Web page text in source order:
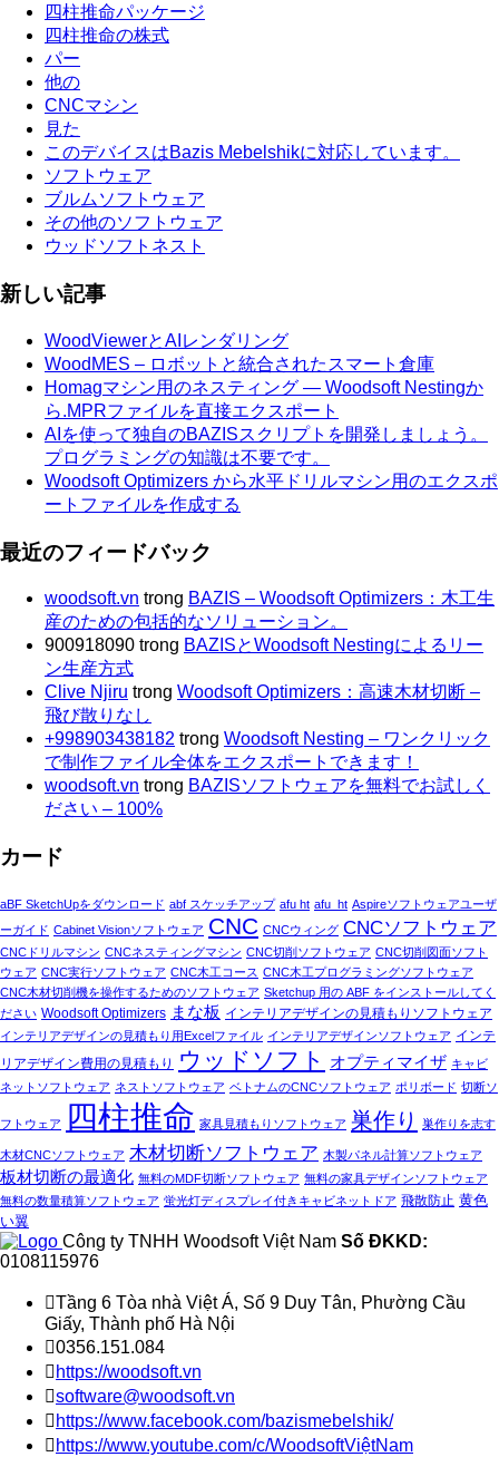
四柱推命パッケージ
四柱推命の株式
パー
他の
CNCマシン
見た
このデバイスはBazis Mebelshikに対応しています。
ソフトウェア
ブルムソフトウェア
その他のソフトウェア
ウッドソフトネスト
新しい記事
WoodViewerとAIレンダリング
WoodMES – ロボットと統合されたスマート倉庫
Homagマシン用のネスティング — Woodsoft Nestingか
ら.MPRファイルを直接エクスポート
AIを使って独自のBAZISスクリプトを開発しましょう。
プログラミングの知識は不要です。
Woodsoft Optimizers から水平ドリルマシン用のエクスポ
ートファイルを作成する
最近のフィードバック
woodsoft.vn trong BAZIS – Woodsoft Optimizers：木工生
産のための包括的なソリューション。
900918090 trong BAZISとWoodsoft Nestingによるリー
ン生産方式
Clive Njiru trong Woodsoft Optimizers：高速木材切断 –
飛び散りなし
+998903438182 trong Woodsoft Nesting – ワンクリック
で制作ファイル全体をエクスポートできます！
woodsoft.vn trong BAZISソフトウェアを無料でお試しく
ださい – 100%
カード
aBF SketchUpをダウンロード abf スケッチアップ afu ht afu_ht Aspireソフトウェアユーザ
ーガイド Cabinet Visionソフトウェア CNC CNCウィング CNCソフトウェア
CNCドリルマシン CNCネスティングマシン CNC切削ソフトウェア CNC切削図面ソフト
ウェア CNC実行ソフトウェア CNC木工コース CNC木工プログラミングソフトウェア
CNC木材切削機を操作するためのソフトウェア Sketchup 用の ABF をインストールしてく
ださい Woodsoft Optimizers まな板 インテリアデザインの見積もりソフトウェア
インテリアデザインの見積もり用Excelファイル インテリアデザインソフトウェア インテ
リアデザイン費用の見積もり ウッドソフト オプティマイザ キャビ
ネットソフトウェア ネストソフトウェア ベトナムのCNCソフトウェア ポリボード 切断ソ
フトウェア 四柱推命 家具見積もりソフトウェア 巣作り 巣作りを志す
木材CNCソフトウェア 木材切断ソフトウェア 木製パネル計算ソフトウェア
板材切断の最適化 無料のMDF切断ソフトウェア 無料の家具デザインソフトウェア
無料の数量積算ソフトウェア 蛍光灯ディスプレイ付きキャビネットドア 飛散防止 黄色
い翼
Công ty TNHH Woodsoft Việt Nam Số ĐKKD:
0108115976
Tầng 6 Tòa nhà Việt Á, Số 9 Duy Tân, Phường Cầu
Giấy, Thành phố Hà Nội
0356.151.084
 https://woodsoft.vn
software@woodsoft.vn
 https://www.facebook.com/bazismebelshik/
 https://www.youtube.com/c/WoodsoftViệtNam